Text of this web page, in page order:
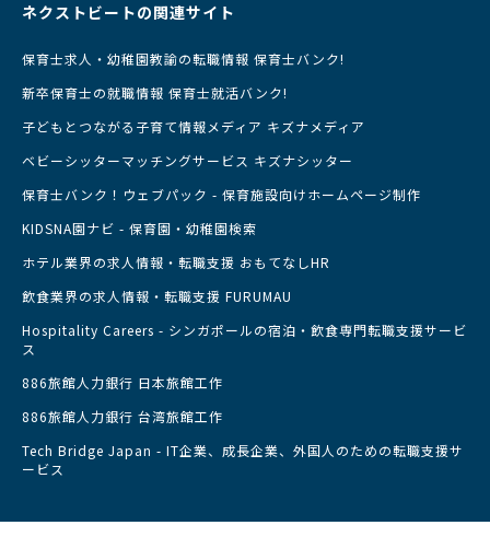
ネクストビートの関連サイト
保育士求人・幼稚園教諭の転職情報 保育士バンク!
新卒保育士の就職情報 保育士就活バンク!
子どもとつながる子育て情報メディア キズナメディア
ベビーシッターマッチングサービス キズナシッター
保育士バンク！ウェブパック - 保育施設向けホームページ制作
KIDSNA園ナビ - 保育園・幼稚園検索
ホテル業界の求人情報・転職支援 おもてなしHR
飲食業界の求人情報・転職支援 FURUMAU
Hospitality Careers - シンガポールの宿泊・飲食専門転職支援サービ
ス
886旅館人力銀行 日本旅館工作
886旅館人力銀行 台湾旅館工作
Tech Bridge Japan - IT企業、成長企業、外国人のための転職支援サ
ービス